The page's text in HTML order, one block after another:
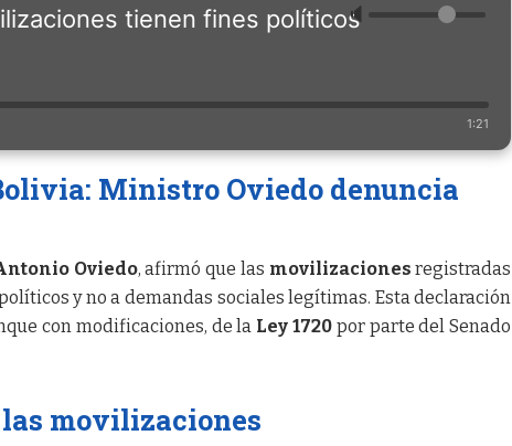
tienen fines políticos
🔈
1:21
Ministro Oviedo denuncia
Oviedo, afirmó que las movilizaciones registradas
y no a demandas sociales legítimas. Esta declaración
con modificaciones, de la Ley 1720 por parte del Senado
movilizaciones